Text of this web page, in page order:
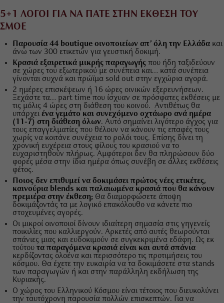
5+1 ΛΟΓΟΙ ΓΙΑ ΝΑ ΠΑΤΕ ΣΤΗΝ ΕΚΘΕΣΗ ΤΟΥ
ΣΜΟΕ
Παρουσία 44 boutique οινοποιείων απ’ όλη την Ελλάδα και
άνω των 300 ετικετών για γευστική δοκιμή.
Κρασιά εξαιρετικά μικρής παραγωγής που ήδη ταξιδεύουν
σε χώρες του εξωτερικού με συνέπεια και… κατά συνέπεια
γίνονται συχνά και πρώϊμα sold out στην εγχώρια αγορά.
2 ημέρες επισκέψεων ή 16 ώρες οινικών εξερευνήσεων.
Ξεχάστε τα… part time που ίσχυαν σε πρόσφατες εκθέσεις με
τις μόλις 4 ώρες στη διάθεση του κοινού. Αντιθέτως θα
υπάρχει ένα γεμάτο και συνεχόμενο οχτάωρο ανά ημέρα
(11-7) στη διάθεση όλων. Αυτό σημαίνει λιγότερο άγχος για
τους επαγγελματίες που θέλουν να κάνουν τις επαφές τους
χωρίς να κοιτάνε συνέχεια το ρολόι τους. Επίσης δίνει τη
χρονική ευχέρεια στους φίλους του κρασιού να το
ευχαριστηθούν πλήρως. Αμφότεροι δεν θα πληρώσουν δύο
φορές μέσα στην ίδια ημέρα όπως συνέβη σε άλλες εκθέσεις
φέτος.
Ποιος δεν επιθυμεί να δοκιμάσει πρώτος νέες ετικέτες,
καινούρια blends και παλαιωμένα κρασιά που θα κάνουν
πρεμιέρα στην έκθεση; Θα διαμορφώσετε άποψη
δοκιμάζοντάς τα με λογικό επακόλουθο να κάνετε πιο
στοχευμένες αγορές.
Οι μικροί οινοποιοί δίνουν ιδιαίτερη σημασία στις γηγενείς
ποικιλίες που καλλιεργούν. Αρκετές από αυτές θεωρούνται
σπάνιες μιας και ευδοκιμούν σε συγκεκριμένα εδάφη. Ως εκ
τούτου τα παραγόμενα κρασιά είναι και αυτά σπάνια
κερδίζοντας ολοένα και περισσότερο τις προτιμήσεις του
κόσμου. Θα έχετε την ευκαιρία να τα δοκιμάσετε στα stands
των παραγωγών ή και στην παράλληλη εκδήλωση της
Κυριακής.
Ο χώρος του Ελληνικού Κόσμου είναι τέτοιος που διευκολύνει
την ταυτόχρονη παρουσία πολλών επισκεπτών. Για να